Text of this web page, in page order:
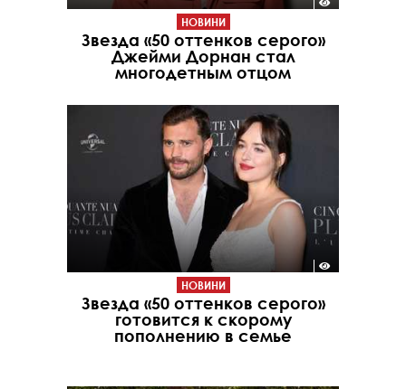
НОВИНИ
Звезда «50 оттенков серого»
Джейми Дорнан стал
многодетным отцом
НОВИНИ
Звезда «50 оттенков серого»
готовится к скорому
пополнению в семье